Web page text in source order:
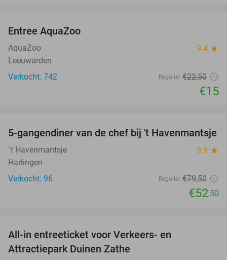
Entree AquaZoo
AquaZoo 9.4 star
Leeuwarden
Verkocht: 742
Regulier €22,50
€15
34%
5-gangendiner van de chef bij 't Havenmantsje
´t Havenmantsje 9.9 star
Harlingen
Verkocht: 96
Regulier €79,50
€52,50
All-in entreeticket voor Verkeers- en
Attractiepark Duinen Zathe